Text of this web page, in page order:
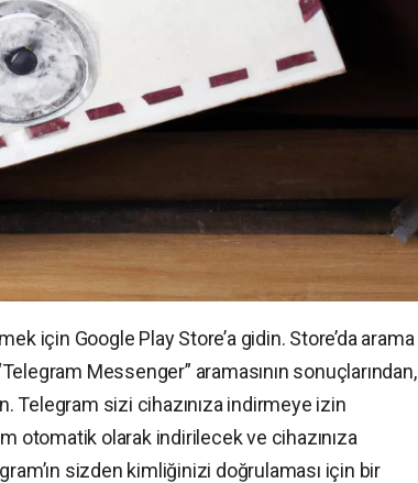
için Google Play Store’a gidin. Store’da arama
Messenger” aramasının sonuçlarından,
Telegram sizi cihazınıza indirmeye izin
otomatik olarak indirilecek ve cihazınıza
sizden kimliğinizi doğrulaması için bir